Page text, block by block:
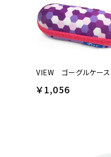
VIEW ゴーグルケ
￥1,056